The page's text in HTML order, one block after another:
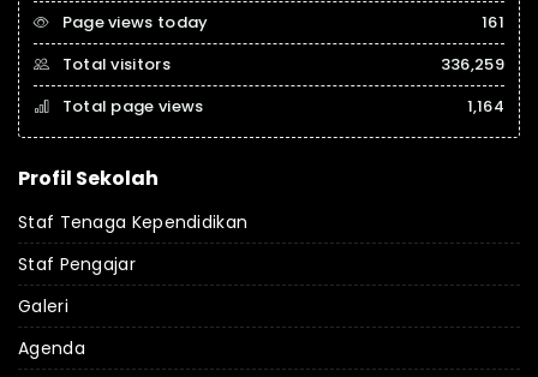
Page views today
161
Total visitors
336,259
Total page views
1,164
Profil Sekolah
Staf Tenaga Kependidikan
Staf Pengajar
Galeri
Agenda